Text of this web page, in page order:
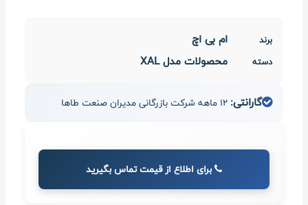
برند ام بی اچ
دسته محصولات مدل XAL
گارانتی:
برای اطلاع از قیمت تماس بگیرید